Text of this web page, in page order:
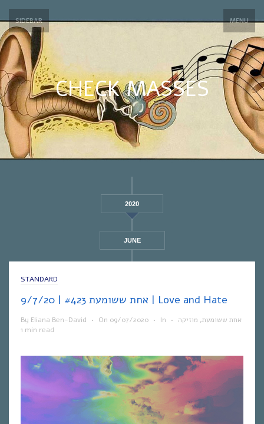
SIDEBAR MENU
CHECK MASSES
2020
JUNE
STANDARD
אחת ששומעת #423 | 9/7/20 | Love and Hate
By Eliana Ben-David • On 09/07/2020 • In אחת ששומעת, מוזיקה
•
1 min read